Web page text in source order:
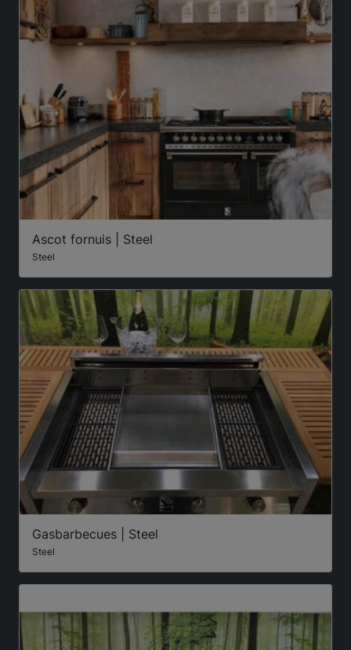
Ascot fornuis | Steel
Steel
Gasbarbecues | Steel
Steel